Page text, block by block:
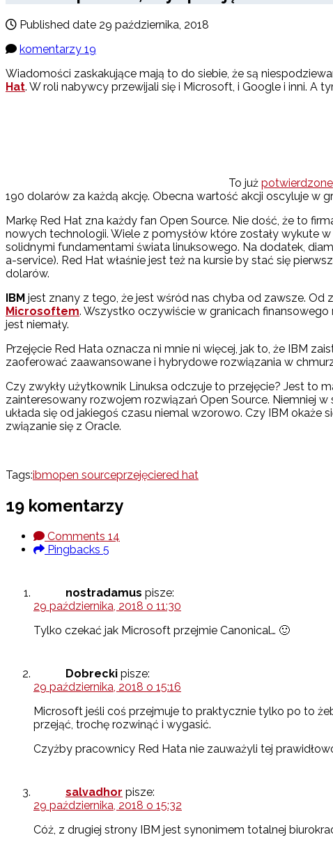
Published date 29 października, 2018
komentarzy 19
Wiadomości zaskakujące mają to do siebie, że są
Hat. W roli nabywcy przewijali się i Microsoft, i Google i inni. A
To już potwierdzone
190 dolarów za każdą akcję. Obecna wartość akcji oscyluje w
Markę Red Hat zna każdy fan Open Source. Nie dość, że to
nowych technologii. Wiele z pomysłów które zostały wykute
solidnymi fundamentami świata linuksowego. Na dodatek,
a-service). Red Hat właśnie jest też na kursie by stać się
dolarów.
IBM jest znany z tego, że jest wśród nas chyba od zawsze.
Microsoftem. Wszystko oczywiście w granicach
jest niemały.
Przejęcie Red Hata oznacza ni mnie ni więcej, jak to, że IBM
zaoferować zaawansowane i hybrydowe rozwiązania w
Czy zwykły użytkownik Linuksa odczuje to przejęcie? Jest to
zainteresowany rozwojem rozwiązań Open Source. Niemniej
układa się od jakiegoś czasu niemal wzorowo. Czy IBM
związanie się z Oracle.
Tags:ibmopen sourceprzejęciered hat
19 komentarzy
Comments 14
Pingbacks 5
nostradamus pisze:
29 października, 2018 o 11:30
Tylko czekać jak Microsoft przejmie Canonical… 🙂
Dobrecki pisze:
29 października, 2018 o 15:16
Microsoft jeśli coś przejmuje to praktycznie tylko po to
przejąć, trochę rozwinąć i wygasić.
Czyżby pracownicy Red Hata nie zauważyli tej
salvadhor pisze:
29 października, 2018 o 15:32
Cóż, z drugiej strony IBM jest synonimem totalnej